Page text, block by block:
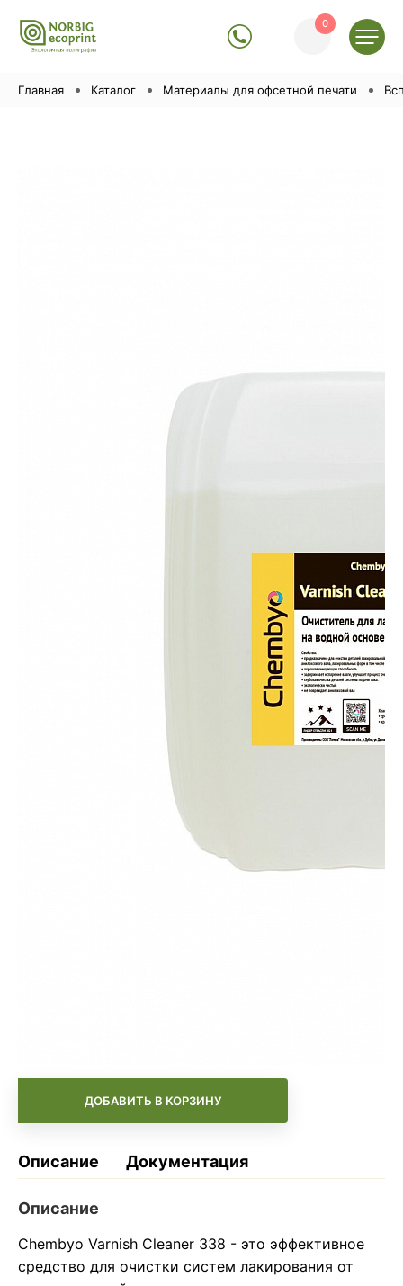
0
Главная Каталог Материалы для офсетной печати
ДОБАВИТЬ В КОРЗИНУ
Описание Документация
Описание
Chembyo Varnish Cleaner 338 - это эффективное
средство для очистки систем лакирования от